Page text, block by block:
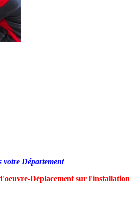
votre Département
Déplacement sur l'installation